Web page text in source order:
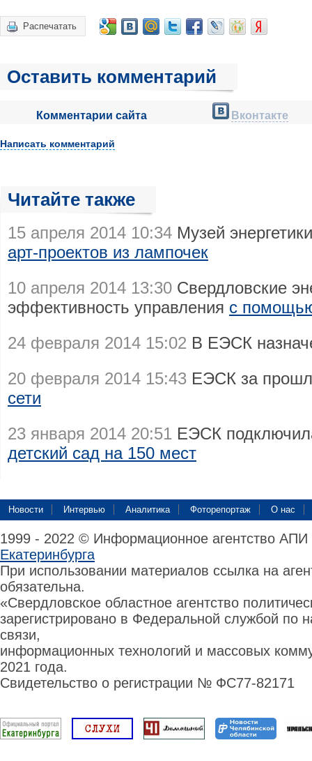
Распечатать
Оставить комментарий
Комментарии сайта Вконтакте
Написать комментарий
Читайте также
15 апреля 2014 10:34 Музей
арт-проектов из лампочек
10 апреля 2014 13:30 Свердловские
эффективность управления с
24 февраля 2014 15:02 В ЕЭСК
20 февраля 2014 15:43 ЕЭСК за
сети
23 января 2014 20:51 ЕЭСК
детский сад на 150 мест
Новости Интервью Аналитика Фоторепортаж О нас
1999 - 2022 © Информационное агентство
Екатеринбурга
При использовании материалов ссылка на
обязательна.
«Свердловское областное агентство
зарегистрировано в Федеральной службой по
связи,
информационных технологий и массовых
2021 года.
Свидетельство о регистрации № ФС77-82171